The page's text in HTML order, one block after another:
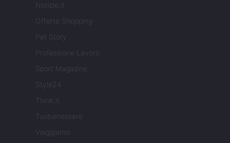
Notizie.it
Offerte Shopping
Pet Story
Professione Lavoro
Sport Magazine
Style24
Think.it
Tuobenessere
Viaggiamo